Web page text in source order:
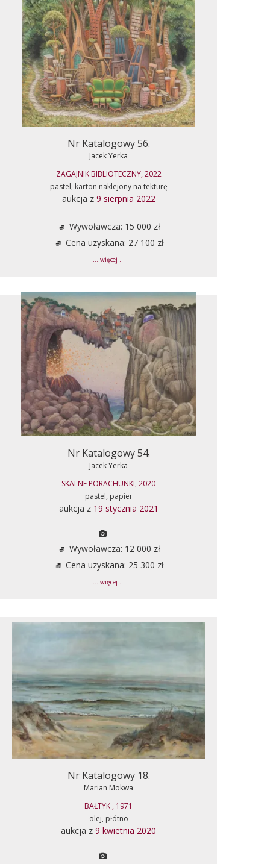
Nr Katalogowy 56.
Jacek Yerka
ZAGAJNIK BIBLIOTECZNY, 2022
pastel, karton naklejony na tekturę
aukcja z 9 sierpnia 2022
Wywoławcza: 15 000 zł
Cena uzyskana: 27 100 zł
... więcej ...
Nr Katalogowy 54.
Jacek Yerka
SKALNE PORACHUNKI, 2020
pastel, papier
aukcja z 19 stycznia 2021
Wywoławcza: 12 000 zł
Cena uzyskana: 25 300 zł
... więcej ...
Nr Katalogowy 18.
Marian Mokwa
BAŁTYK , 1971
olej, płótno
aukcja z 9 kwietnia 2020